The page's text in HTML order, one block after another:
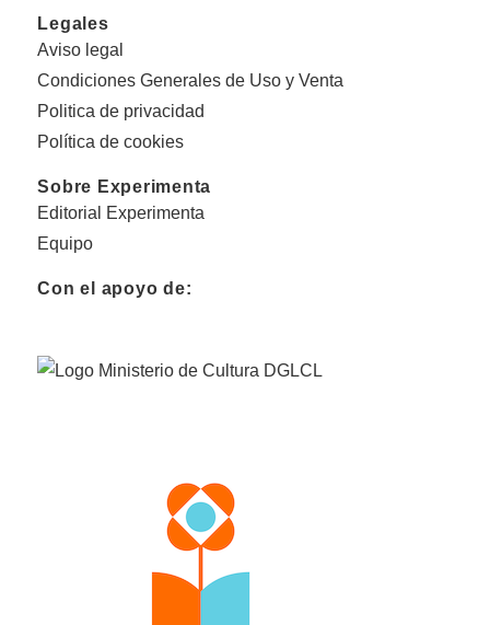
Legales
Aviso legal
Condiciones Generales de Uso y Venta
Politica de privacidad
Política de cookies
Sobre Experimenta
Editorial Experimenta
Equipo
Con el apoyo de: